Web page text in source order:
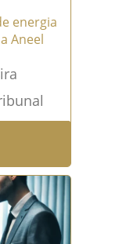
energia
Aneel
que as
de
Leia